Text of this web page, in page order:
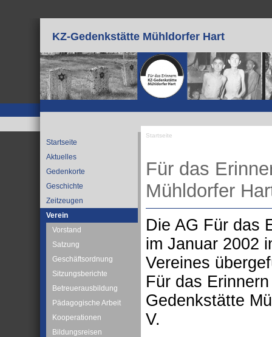
KZ-Gedenkstätte Mühldorfer Hart
Startseite
Aktuelles
Gedenkorte
Geschichte
Zeitzeugen
Verein
Vorstand
Satzung
Geschäftsordnung
Sitzungsberichte
Betreuerausbildung
Pädagogische Arbeit
Kooperationen
Bildungsreisen
Startseite
Für das
Mühldorfer
Die AG Für das
im Januar 2002
Vereines
Für das
Gedenkstätte
V.